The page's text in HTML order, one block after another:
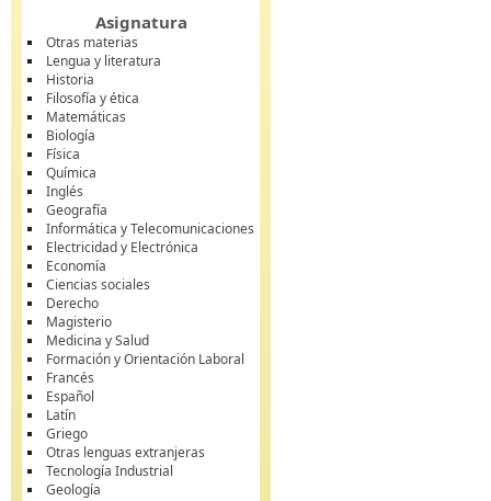
Asignatura
Otras materias
Lengua y literatura
Historia
Filosofía y ética
Matemáticas
Biología
Física
Química
Inglés
Geografía
Informática y Telecomunicaciones
Electricidad y Electrónica
Economía
Ciencias sociales
Derecho
Magisterio
Medicina y Salud
Formación y Orientación Laboral
Francés
Español
Latín
Griego
Otras lenguas extranjeras
Tecnología Industrial
Geología